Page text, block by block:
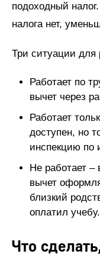
подоходный
налога нет,
Три ситуации для
Работает по
вычет через
Работает
доступен, но
инспекцию по
Не работает –
вычет
близкий
оплатил учебу.
Что